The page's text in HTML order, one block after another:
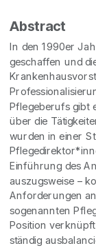
Abstract
In den 1990er
geschaffen und
Pflegeberufs gibt
über die
wurden in einer
Einführung des
auszugsweise –
Anforderungen
sogenannten
Position
ständig